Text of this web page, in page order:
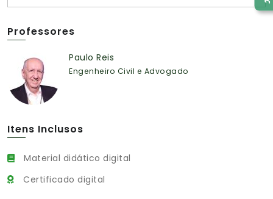
Professores
Paulo Reis
Engenheiro Civil e Advogado
Itens Inclusos
Material didático digital
Certificado digital